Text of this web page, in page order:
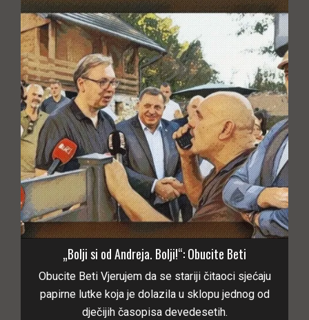
„Bolji si od Andreja. Bolji!“: Obucite Beti
Obucite Beti Vjerujem da se stariji čitaoci sjećaju
papirne lutke koja je dolazila u sklopu jednog od
dječijih časopisa devedesetih.